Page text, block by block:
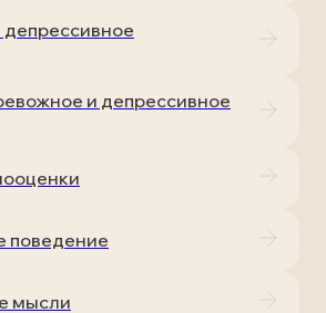
депрессивное
и депрессивное
поведение
мысли